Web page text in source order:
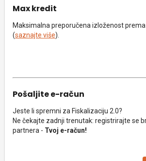
Max kredit
Maksimalna preporučena izloženost
(saznajte više).
Pošaljite e-račun
Jeste li spremni za Fiskalizaciju 2.0?
Ne čekajte zadnji trenutak: registrirajte se
partnera - Tvoj e-račun!